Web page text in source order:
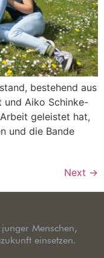
bestehend aus
und Aiko Schinke-
geleistet hat,
und die Bande
Next →
Menschen,
einsetzen.